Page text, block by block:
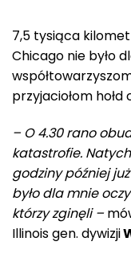
7,5 tysiąca
Chicago nie było
przyjaciołom
– O 4.30 rano
katastrofie.
godziny później
było dla mnie
którzy zginęli –
Illinois gen. dywizji